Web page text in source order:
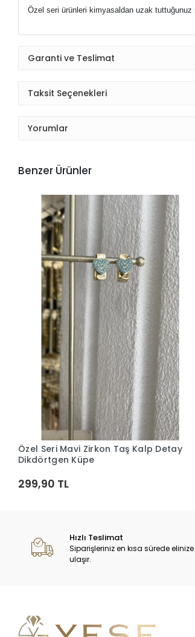
Özel seri ürünleri kimyasaldan uzak
Garanti ve Teslimat
Taksit Seçenekleri
Yorumlar
Benzer Ürünler
Sepete Ekle
Özel Seri Mavi Zirkon Taş Kalp Detay
Dikdörtgen Küpe
299,90 TL
Hızlı Teslimat
Siparişleriniz en kısa sürede elinize
ulaşır.